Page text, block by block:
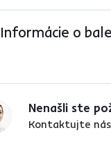
Informácie o
Nenašli ste
Kontaktujte